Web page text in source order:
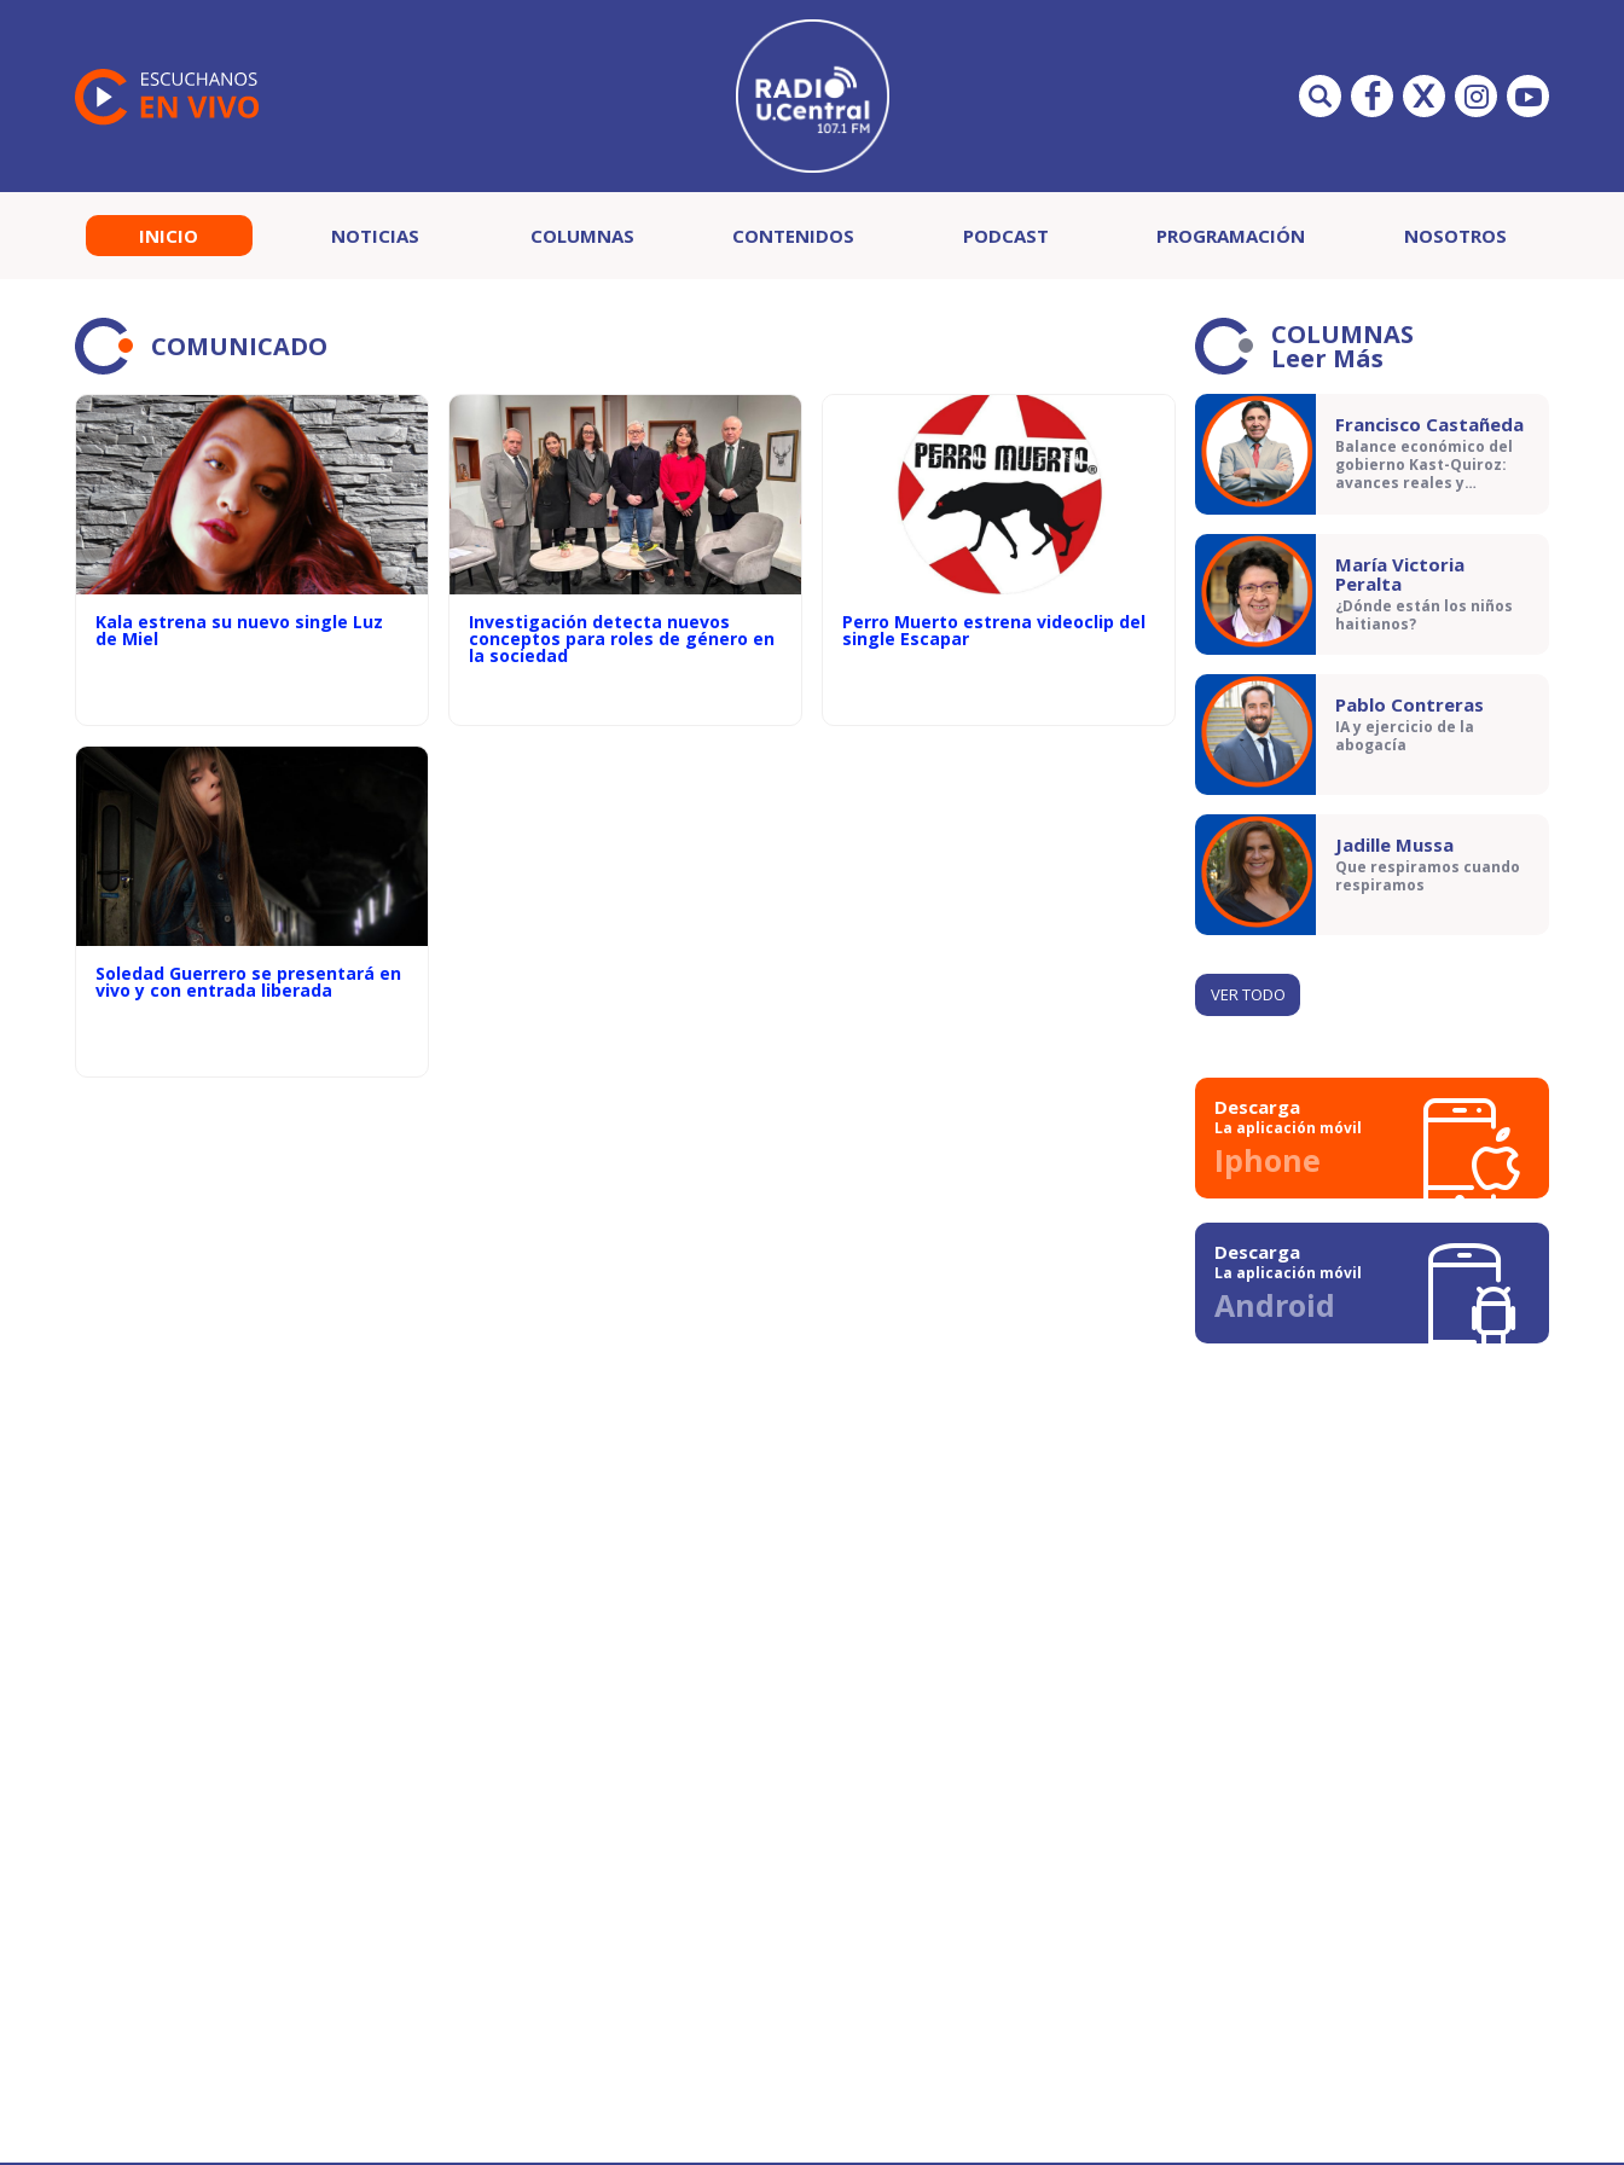
INICIO NOTICIAS COLUMNAS CONTENIDOS PODCAST PROGRAMACIÓN NOSOTROS
COMUNICADO
Kala estrena su nuevo single Luz
de Miel
Investigación detecta nuevos
conceptos para roles de género en
la sociedad
Perro Muerto estrena videoclip del
single Escapar
Soledad Guerrero se presentará en
vivo y con entrada liberada
COLUMNAS
Leer Más
Francisco Castañeda
Balance económico del
gobierno Kast-Quiroz:
avances reales y
María Victoria
Peralta
¿Dónde están los niños
haitianos?
Pablo Contreras
IA y ejercicio de la
abogacía
Jadille Mussa
Que respiramos cuando
respiramos
VER TODO
Descarga
La aplicación móvil
Iphone
Descarga
La aplicación móvil
Android